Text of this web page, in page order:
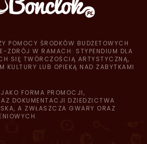
POMOCY ŚRODKÓW BUDŻETOWYCH
ZDRÓJ W RAMACH: STYPENDIUM DLA
SIĘ TWÓRCZOŚCIĄ ARTYSTYCZNĄ,
KULTURY LUB OPIEKĄ NAD ZABYTKAMI
FORMA PROMOCJI,
DOKUMENTACJI DZIEDZICTWA
A ZWŁASZCZA GWARY ORAZ